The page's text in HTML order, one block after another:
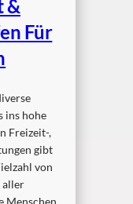
&
Für
ins hohe
Freizeit-,
gibt
von
aller
Menschen